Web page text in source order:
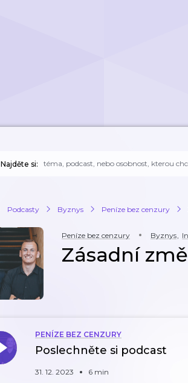
Najděte si:
Podcasty Byznys Peníze bez cenzury
Peníze bez cenzury Byznys,
Zásadní
PENÍZE BEZ CENZURY
Poslechněte si podcast
31. 12. 2023 6 min